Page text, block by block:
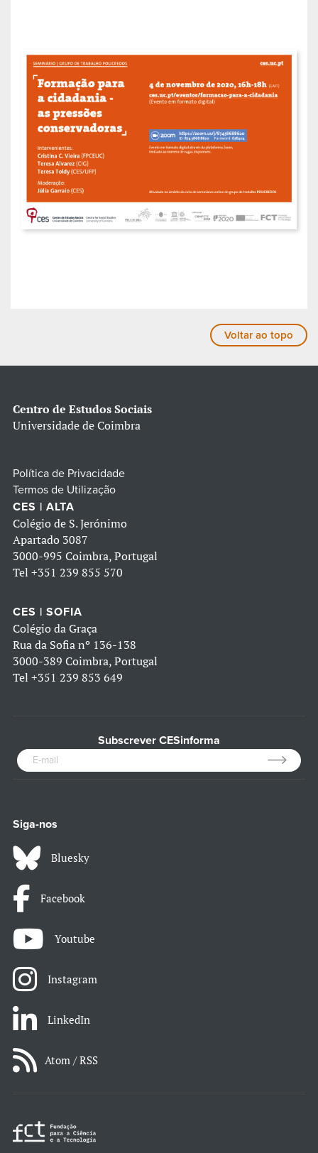
Voltar ao topo
Centro de Estudos Sociais
Universidade de Coimbra
Política de Privacidade
Termos de Utilização
CES | ALTA
Colégio de S. Jerónimo
Apartado 3087
3000-995 Coimbra, Portugal
Tel +351 239 855 570
CES | SOFIA
Colégio da Graça
Rua da Sofia nº 136-138
3000-389 Coimbra, Portugal
Tel +351 239 853 649
Subscrever CESinforma
Siga-nos
Bluesky
Facebook
Youtube
Instagram
LinkedIn
Atom / RSS